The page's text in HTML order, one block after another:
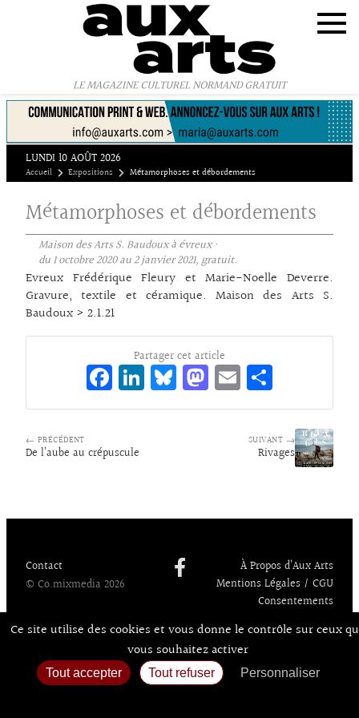
LE MAGAZINE CULTUREL NORMAND GRATUIT
LUNDI 10 AOÛT 2026
Accueil Expositions Métamorphoses et débordements
Métamorphoses et débordements
Maison des Arts S. Baudoux à évreux ·
du 1 octobre 2020 au 2 janvier 2021, gratuit.
Evreux Frédérique Fleury et Marie-Noelle Deverre.
Gravure, textile et céramique. Maison des Arts S.
Baudoux > 2.1.21
Partager cet article
Fa
ce
o
Li
n
Bl
ue
M
as
E
m
ai
l
rt
ag
er
← PRÉCÉDENT
De l’aube au crépuscule
SUIVANT →
Rivages
Contact
© Co.mixmedia 2026
À Propos d’Aux Arts
Mentions Légales / CGU
Consentements
Panneau de gestion des cookies
Ce site utilise des cookies et vous donne le contrôle sur ceux
vous souhaitez activer
Tout accepter Tout refuser
Personnaliser